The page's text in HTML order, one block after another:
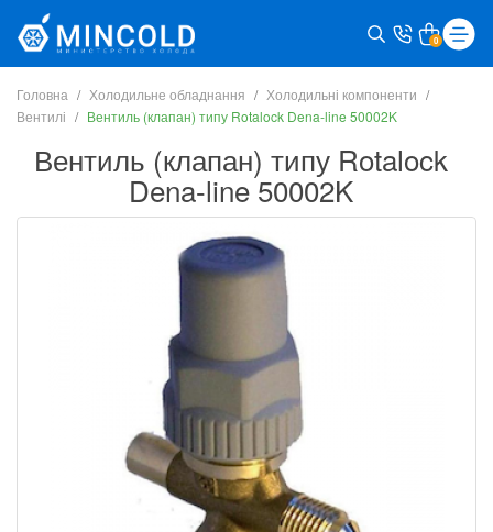
0
Головна Холодильне обладнання
Холодильні компоненти
Вентилі
Вентиль (клапан) типу Rotalock Dena-line 50002K
Вентиль (клапан) типу Rotalock
Dena-line 50002K